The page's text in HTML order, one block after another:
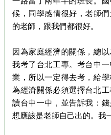
候，同學感情很好，老師
的老師，跟我們都很好。
因為家庭經濟的關係，總
我考了台北工專。考台中
業，所以一定得去考，給
為經濟關係必須選擇台北
讀台中一中，並告訴我：
想應該是老師自己出的。我